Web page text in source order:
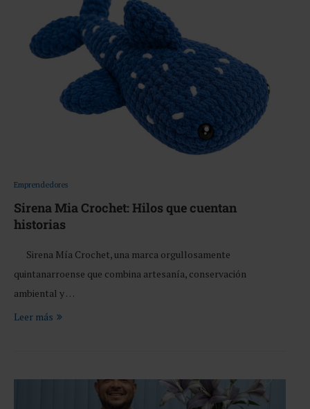
Emprendedores
Sirena Mia Crochet: Hilos que cuentan
historias
Sirena Mía Crochet, una marca orgullosamente
quintanarroense que combina artesanía, conservación
ambiental y …
Leer más